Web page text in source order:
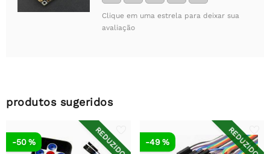
Clique em uma estrela para deixar sua
avaliação
produtos sugeridos
REDUZIDO
-50 % REDUZIDO
-49 %